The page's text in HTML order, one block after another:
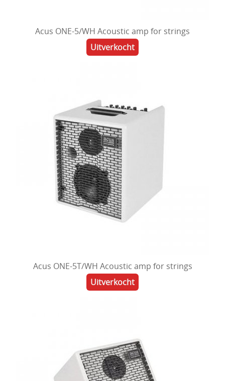
Acus ONE-5/WH Acoustic amp for strings
Uitverkocht
Acus ONE-5T/WH Acoustic amp for strings
Uitverkocht